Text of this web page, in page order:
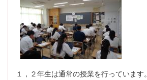
１，２年生は通常の授業を行っています。